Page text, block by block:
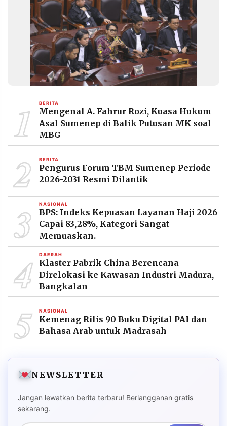
1 BERITA
Mengenal A. Fahrur Rozi, Kuasa Hukum
Asal Sumenep di Balik Putusan MK soal
MBG
2 BERITA
Pengurus Forum TBM Sumenep Periode
2026-2031 Resmi Dilantik
3 NASIONAL
BPS: Indeks Kepuasan Layanan Haji 2026
Capai 83,28%, Kategori Sangat
Memuaskan.
4 DAERAH
Klaster Pabrik China Berencana
Direlokasi ke Kawasan Industri Madura,
Bangkalan
5 NASIONAL
Kemenag Rilis 90 Buku Digital PAI dan
Bahasa Arab untuk Madrasah
NEWSLETTER
Jangan lewatkan berita terbaru! Berlangganan gratis
sekarang.